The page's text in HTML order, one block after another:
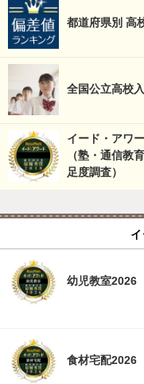
都道府県別 高
全国公立高校
イード・アワ
（塾・通信教
足度調査）
幼児教室2026
食材宅配2026